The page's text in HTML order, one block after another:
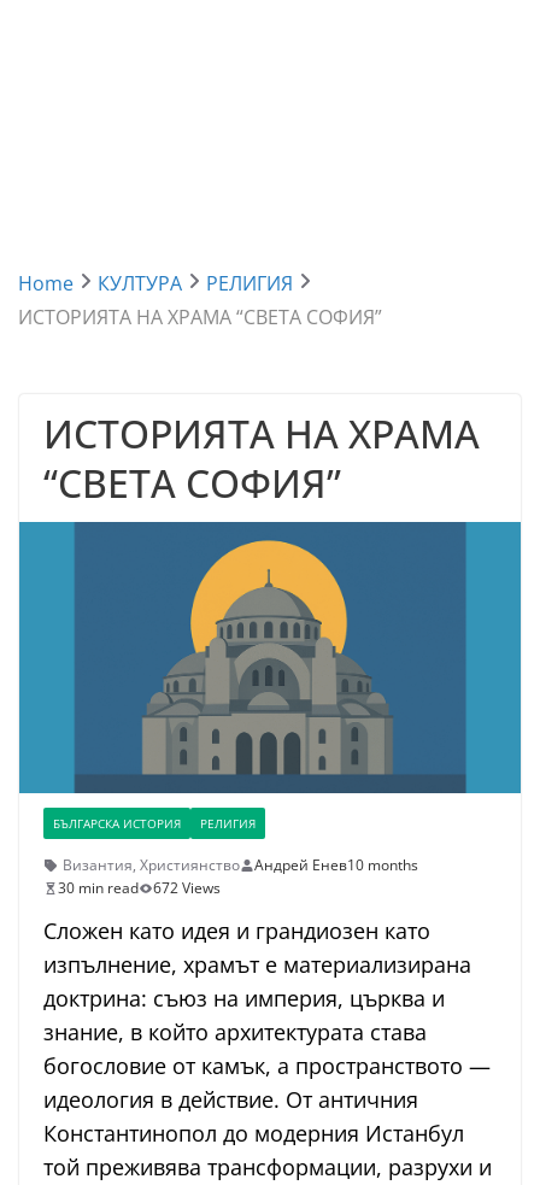
Home КУЛТУРА
РЕЛИГИЯ
ИСТОРИЯТА НА ХРАМА “СВЕТА СОФИЯ”
ИСТОРИЯТА НА ХРАМА
“СВЕТА СОФИЯ”
БЪЛГАРСКА ИСТОРИЯ РЕЛИГИЯ
Византия, Християнство Андрей Енев10 months
30 min read
672 Views
Сложен като идея и грандиозен като
изпълнение, храмът е материализирана
доктрина: съюз на империя, църква и
знание, в който архитектурата става
богословие от камък, а пространството —
идеология в действие. От античния
Константинопол до модерния Истанбул
той преживява трансформации, разрухи и